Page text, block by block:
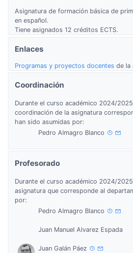
Asignatura de formación básica de
en español.
Tiene asignados 12 créditos ECTS.
Enlaces
Programas y proyectos docentes de la
Coordinación
Durante el curso académico 2024/
coordinación de la asignatura
han sido asumidas por:
Pedro Almagro Blanco
Profesorado
Durante el curso académico 2024/
asignatura que corresponde al
por:
Pedro Almagro Blanco
Juan Manuel Alvarez Espada
Juan Galán Páez